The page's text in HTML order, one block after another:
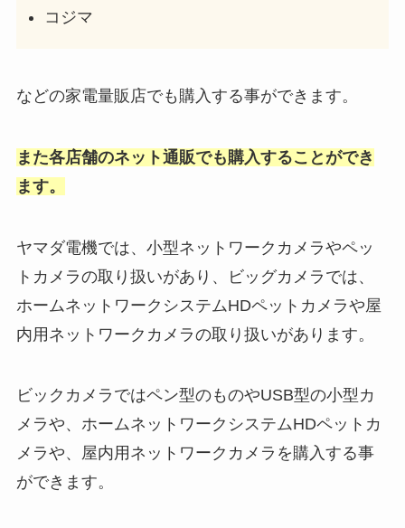
か調査！
小川軒のレーズンウィッチはどこ
イソプロピルアルコールはどこで
買う？薬局、コーナン、コメリで
も売ってる？
コジマ
などの家電量販店でも購入する事ができます。
また各店舗のネット通販でも購入することができ
ます。
ヤマダ電機では、小型ネットワークカメラやペッ
トカメラの取り扱いがあり、ビッグカメラでは、
ホームネットワークシステムHDペットカメラや屋
内用ネットワークカメラの取り扱いがあります。
ビックカメラではペン型のものやUSB型の小型カ
メラや、ホームネットワークシステムHDペットカ
メラや、屋内用ネットワークカメラを購入する事
ができます。